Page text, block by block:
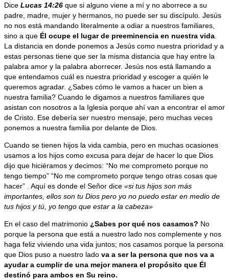
Dice Lucas 14:26 que si alguno viene a mí y no aborrece a su
padre, madre, mujer y hermanos, no puede ser su discípulo. Jesús
no nos está mandando literalmente a odiar a nuestros familiares,
sino a que Él ocupe el lugar de preeminencia en nuestra vida.
La distancia en donde ponemos a Jesús como nuestra prioridad y a
estas personas tiene que ser la misma distancia que hay entre la
palabra amor y la palabra aborrecer. Jesús nos está llamando a
que entendamos cuál es nuestra prioridad y escoger a quién le
queremos agradar. ¿Sabes cómo le vamos a hacer un bien a
nuestra familia? Cuando le digamos a nuestros familiares que
asistan con nosotros a la Iglesia porque ahí van a encontrar el amor
de Cristo. Ese debería ser nuestro mensaje, pero muchas veces
ponemos a nuestra familia por delante de Dios.
Cuando se tienen hijos la vida cambia, pero en muchas ocasiones
usamos a los hijos como excusa para dejar de hacer lo que Dios
dijo que hiciéramos y decimos: “No me comprometo porque no
tengo tiempo” “No me comprometo porque tengo otras cosas que
hacer” . Aquí es donde el Señor dice «si tus hijos son más
importantes, ellos son tu Dios pero yo no puedo estar en medio de
tus hijos y tú, yo tengo que estar a la cabeza»
En el caso del matrimonio ¿Sabes por qué nos casamos? No
porque la persona que está a nuestro lado nos complemente y nos
haga feliz viviendo una vida juntos; nos casamos porque la persona
que Dios puso a nuestro lado va a ser la persona que nos va a
ayudar a cumplir de una mejor manera el propósito que Él
destinó para ambos en Su reino.